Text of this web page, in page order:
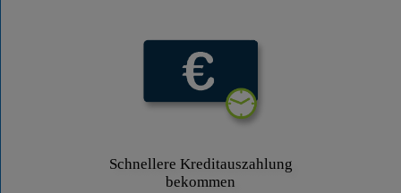
Schnellere Kreditauszahlung
bekommen